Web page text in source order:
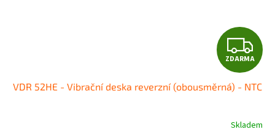
Z
D
A
R
ZDARMA
VDR 52HE - Vibrační deska reverzní (obousměrná) - NTC
Skladem